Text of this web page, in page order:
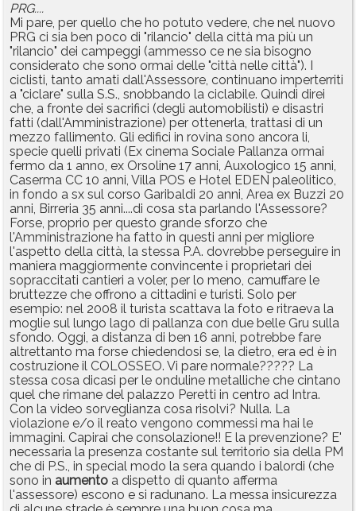
PRG....
Mi pare, per quello che ho potuto vedere, che nel nuovo
PRG ci sia ben poco di "rilancio" della città ma più un
"rilancio" dei campeggi (ammesso ce ne sia bisogno
considerato che sono ormai delle "città nelle città"). I
ciclisti, tanto amati dall'Assessore, continuano imperterriti
a "ciclare" sulla S.S., snobbando la ciclabile. Quindi direi
che, a fronte dei sacrifici (degli automobilisti) e disastri
fatti (dall'Amministrazione) per ottenerla, trattasi di un
mezzo fallimento. Gli edifici in rovina sono ancora li,
specie quelli privati (Ex cinema Sociale Pallanza ormai
fermo da 1 anno, ex Orsoline 17 anni, Auxologico 15 anni,
Caserma CC 10 anni, Villa POS e Hotel EDEN paleolitico,
in fondo a sx sul corso Garibaldi 20 anni, Area ex Buzzi 20
anni, Birreria 35 anni....di cosa sta parlando l'Assessore?
Forse, proprio per questo grande sforzo che
l'Amministrazione ha fatto in questi anni per migliore
l'aspetto della città, la stessa P.A. dovrebbe perseguire in
maniera maggiormente convincente i proprietari dei
sopraccitati cantieri a voler, per lo meno, camuffare le
bruttezze che offrono a cittadini e turisti. Solo per
esempio: nel 2008 il turista scattava la foto e ritraeva la
moglie sul lungo lago di pallanza con due belle Gru sulla
sfondo. Oggi, a distanza di ben 16 anni, potrebbe fare
altrettanto ma forse chiedendosi se, la dietro, era ed è in
costruzione il COLOSSEO. Vi pare normale????? La
stessa cosa dicasi per le onduline metalliche che cintano
quel che rimane del palazzo Peretti in centro ad Intra.
Con la video sorveglianza cosa risolvi? Nulla. La
violazione e/o il reato vengono commessi ma hai le
immagini. Capirai che consolazione!! E la prevenzione? E'
necessaria la presenza costante sul territorio sia della PM
che di P.S., in special modo la sera quando i balordi (che
sono in aumento a dispetto di quanto afferma
l'assessore) escono e si radunano. La messa insicurezza